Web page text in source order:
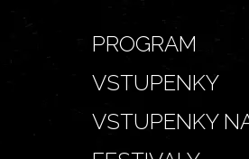
PROGRAM
VSTUPENKY
VSTUPENKY